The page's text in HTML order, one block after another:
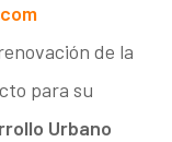
de la
para su
Urbano